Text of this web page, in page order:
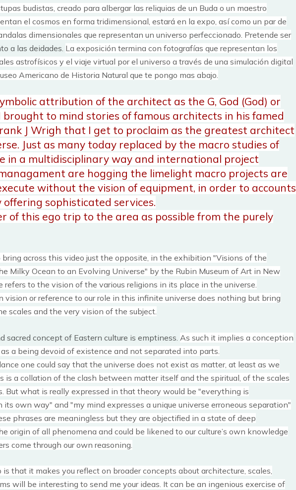
budistas, creado para albergar las reliquias de un Buda o un maestro
el cosmos en forma tridimensional, estará en la expo, así como un par de
dimensionales que representan un universo perfeccionado. Pretende ser
a las deidades. La exposición termina con fotografías que representan los
astrofísicos y el viaje virtual por el universo a través de una simulación digital
Americano de Historia Natural que te pongo mas abajo.
attribution of the architect as the G, God (God) or
brought to mind stories of famous architects in his famed
J Wrigh that I get to proclaim as the greatest architect
Just as many today replaced by the macro studies of
in a multidisciplinary way and international project
are hogging the limelight macro projects are
without the vision of equipment, in order to accounts
offering sophisticated services.
of this ego trip to the area as possible from the purely
across this video just the opposite, in the exhibition "Visions of the
Milky Ocean to an Evolving Universe" by the Rubin Museum of Art in New
refers to the vision of the various religions in its place in the universe.
vision or reference to our role in this infinite universe does nothing but bring
scales and the very vision of the subject.
sacred concept of Eastern culture is emptiness. As such it implies a conception
a being devoid of existence and not separated into parts.
one could say that the universe does not exist as matter, at least as we
is a collation of the clash between matter itself and the spiritual, of the scales
But what is really expressed in that theory would be "everything is
its own way" and "my mind expresses a unique universe erroneous separation"
phrases are meaningless but they are objectified in a state of deep
origin of all phenomena and could be likened to our culture’s own knowledge
come through our own reasoning.
that it makes you reflect on broader concepts about architecture, scales,
will be interesting to send me your ideas. It can be an ingenious exercise of